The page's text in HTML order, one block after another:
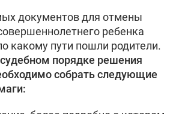
документов для отмены
ребенка
какому пути пошли родители.
порядке решения
собрать следующие